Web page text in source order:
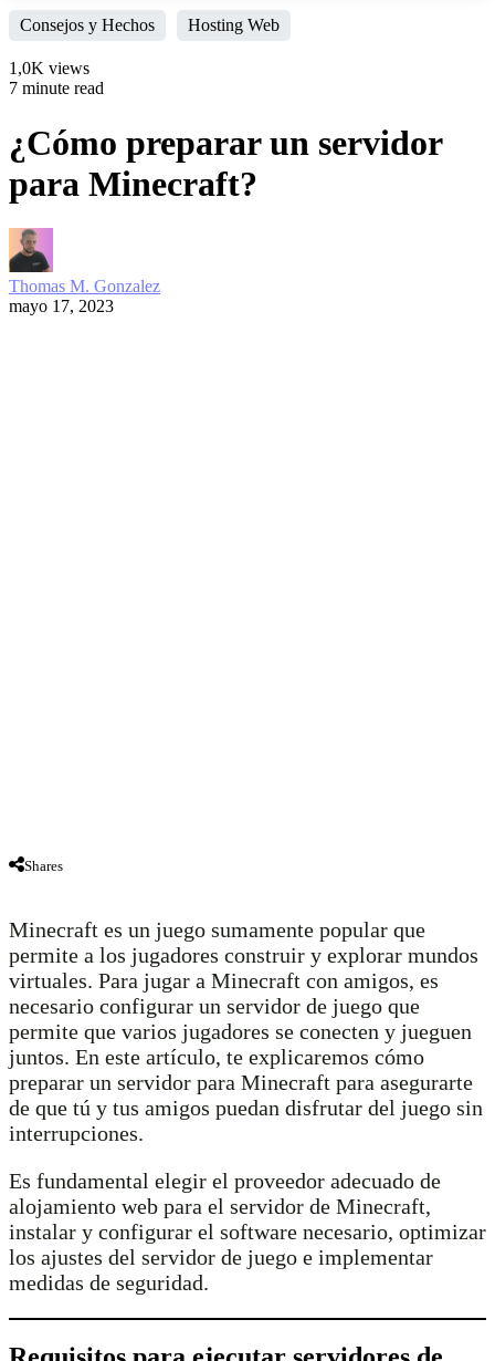
Consejos y Hechos Hosting Web
1,0K views
7 minute read
¿Cómo preparar un servidor
para Minecraft?
Thomas M. Gonzalez
mayo 17, 2023
Shares
Minecraft es un juego sumamente popular que
permite a los jugadores construir y explorar mundos
virtuales. Para jugar a Minecraft con amigos, es
necesario configurar un servidor de juego que
permite que varios jugadores se conecten y jueguen
juntos. En este artículo, te explicaremos cómo
preparar un servidor para Minecraft para asegurarte
de que tú y tus amigos puedan disfrutar del juego sin
interrupciones.
Es fundamental elegir el proveedor adecuado de
alojamiento web para el servidor de Minecraft,
instalar y configurar el software necesario, optimizar
los ajustes del servidor de juego e implementar
medidas de seguridad.